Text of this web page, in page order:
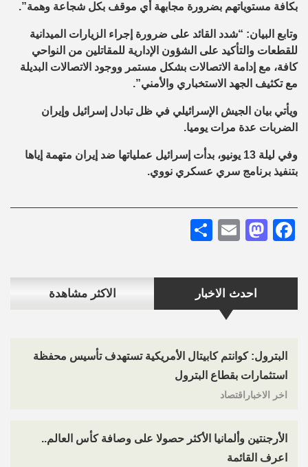
احدث الاخبار الاكثر مشاهدة
البترول: كوانتم كابيتال الأمريكية تستهدف تأسيس محفظة
استثمارات بقطاع البترول
اخر الاخباراقتصاد
الأرجنتين وألمانيا الأكثر حصولا على وصافة كأس العالم..
اعرف القائمة
بكافة مستوياتهم بضرورة مجابهة أي موقف بكل شجاعة وهمة”.
وتابع البيان: “شدد القائد على ضرورة إجراء الزيارات الميدانية
للقطعات والتأكيد على الشؤون الإدارية للمقاتلين من النواحي
كافة، مع إدامة الاتصالات بشكل مستمر ووجود الاتصالات البديلة
مع تكثيف الجهد الاستخباري والأمني”.
ويأتي بيان الجيش الإسرائيلي في ظل تبادل إسرائيل وإيران
الضربات عدة مرات يوميا.
وفي ليلة 13 يونيو، بدأت إسرائيل عملياتها ضد إيران متهمة إياها
بتنفيذ برنامج سري عسكري نووي.
Facebook
Mastodon
Email